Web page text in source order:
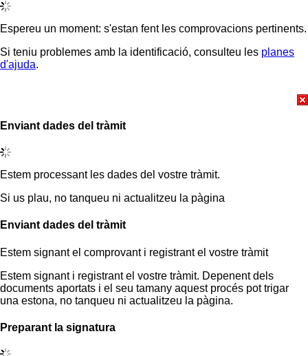
Espereu un moment: s'estan fent les comprovacions pertinents.
Si teniu problemes amb la identificació, consulteu les planes
d'ajuda.
Enviant dades del tràmit
Estem processant les dades del vostre tràmit.
Si us plau, no tanqueu ni actualitzeu la pàgina
Enviant dades del tràmit
Estem signant el comprovant i registrant el vostre tràmit
Estem signant i registrant el vostre tràmit. Depenent dels
documents aportats i el seu tamany aquest procés pot trigar
una estona, no tanqueu ni actualitzeu la pàgina.
Preparant la signatura